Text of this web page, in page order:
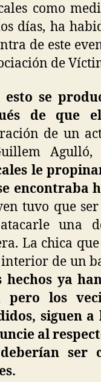
como
días, ha
de este
de
esto se
de que
de un
Agulló,
le
encontraba
tuvo que
una
La chica
de un
hechos ya
pero los
siguen
al
ser